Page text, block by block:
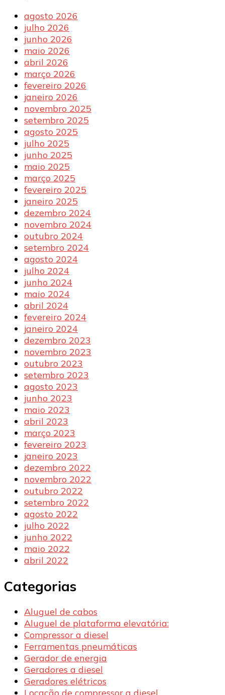
agosto 2026
julho 2026
junho 2026
maio 2026
abril 2026
março 2026
fevereiro 2026
janeiro 2026
novembro 2025
setembro 2025
agosto 2025
julho 2025
junho 2025
maio 2025
março 2025
fevereiro 2025
janeiro 2025
dezembro 2024
novembro 2024
outubro 2024
setembro 2024
agosto 2024
julho 2024
junho 2024
maio 2024
abril 2024
fevereiro 2024
janeiro 2024
dezembro 2023
novembro 2023
outubro 2023
setembro 2023
agosto 2023
junho 2023
maio 2023
abril 2023
março 2023
fevereiro 2023
janeiro 2023
dezembro 2022
novembro 2022
outubro 2022
setembro 2022
agosto 2022
julho 2022
junho 2022
maio 2022
abril 2022
Categorias
Aluguel de cabos
Aluguel de plataforma elevatória:
Compressor a diesel
Ferramentas pneumáticas
Gerador de energia
Geradores a diesel
Geradores elétricos